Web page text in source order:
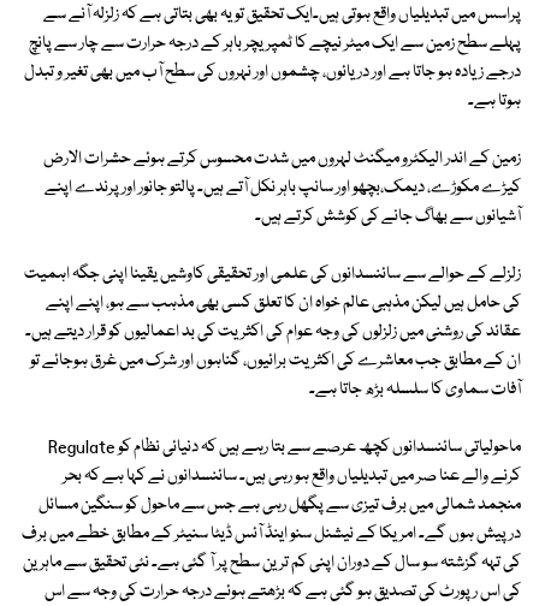
پراسس میں تبدیلیاں واقع ہوتی ہیں۔ایک تحقیق تو یہ بھی بتاتی ہے کہ زلزلہ آنے سے
پہلے سطح زمین سے ایک میٹر نیچے کا ٹمپریچر باہر کے درجہ حرارت سے چار سے پانچ
درجے زیادہ ہو جاتا ہے اور دریائوں، چشموں اور نہروں کی سطح آب میں بھی تغیر و تبدل
ہوتا ہے۔
زمین کے اندر الیکٹرو میگنٹ لہروں میں شدت محسوس کرتے ہوئے حشرات الارض
کیڑے مکوڑے، دیمک،بچھو اور سانپ باہر نکل آتے ہیں۔ پالتو جانور اور پرندے اپنے
آشیانوں سے بھاگ جانے کی کوشش کرتے ہیں۔
زلزلے کے حوالے سے سائنسدانوں کی علمی اور تحقیقی کاوشیں یقینا اپنی جگہ اہمیت
کی حامل ہیں لیکن مذہبی عالم خواہ ان کا تعلق کسی بھی مذہب سے ہو، اپنے اپنے
عقائد کی روشنی میں زلزلوں کی وجہ عوام کی اکثریت کی بد اعمالیوں کو قرار دیتے ہیں۔
ان کے مطابق جب معاشرے کی اکثریت برائیوں، گناہوں اور شرک میں غرق ہوجائے تو
آفات سماوی کا سلسلہ بڑھ جاتا ہے۔
ماحولیاتی سائنسدانوں کچھ عرصے سے بتا رہے ہیں کہ دنیائی نظام کو Regulate
کرنے والے عنا صر میں تبدیلیاں واقع ہو رہی ہیں۔ سائنسدانوں نے کہا ہے کہ بحر
منجمد شمالی میں برف تیزی سے پگھل رہی ہے جس سے ماحول کو سنگین مسائل
درپیش ہوں گے۔ امریکا کے نیشنل سنو اینڈ آئس ڈیٹا سنیٹر کے مطابق خطے میں برف
کی تہہ گزشتہ سو سال کے دوران اپنی کم ترین سطح پر آ گئی ہے۔ نئی تحقیق سے ماہرین
کی اس رپورٹ کی تصدیق ہو گئی ہے کہ بڑھتے ہوئے درجہ حرارت کی وجہ سے اس